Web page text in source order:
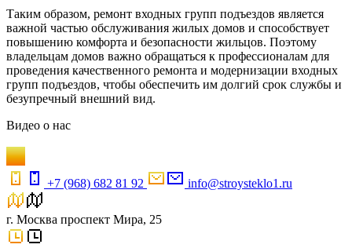
Таким образом, ремонт входных групп подъездов является
важной частью обслуживания жилых домов и способствует
повышению комфорта и безопасности жильцов. Поэтому
владельцам домов важно обращаться к профессионалам для
проведения качественного ремонта и модернизации входных
групп подъездов, чтобы обеспечить им долгий срок службы и
безупречный внешний вид.
Видео о нас
+7 (968) 682 81 92 info@stroysteklo1.ru
г. Москва проспект Мира, 25